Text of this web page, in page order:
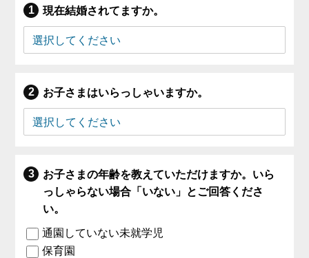
現在結婚されてますか。
お子さまはいらっしゃいますか。
お子さまの年齢を教えていただけますか。いら
っしゃらない場合「いない」とご回答くださ
い。
通園していない未就学児
保育園